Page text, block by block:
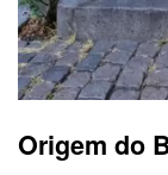
Origem do